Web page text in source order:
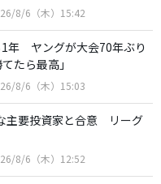
8/6（木）15:42
1年 ヤングが大会70年ぶり
たら最高」
8/6（木）15:03
主要投資家と合意 リーグ
8/6（木）12:52